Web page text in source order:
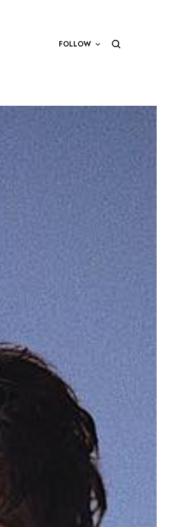
FOLLOW